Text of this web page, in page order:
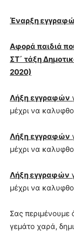
Έναρξη
Αφορά παιδιά
ΣΤ΄ τάξη
2020)
Λήξη εγγραφών
μέχρι να
Λήξη εγγραφών
μέχρι να
Λήξη εγγραφών
μέχρι να
Σας περιμένουμε
γεμάτο χαρά,